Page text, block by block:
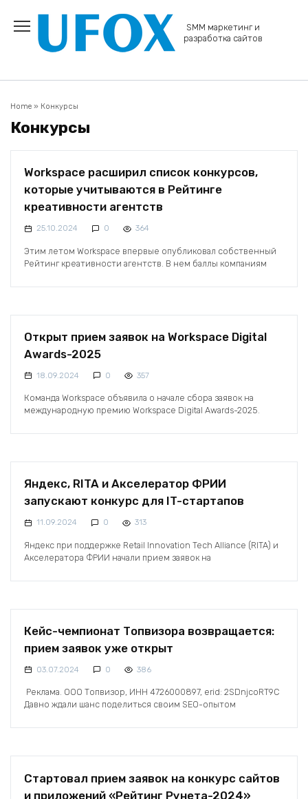
содержанию
SMM маркетинг и
разработка сайтов
Home » Конкурсы
Конкурсы
Workspace расширил список конкурсов,
которые учитываются в Рейтинге
креативности агентств
25.10.2024 0 364
Этим летом Workspace впервые опубликовал собственный
Рейтинг креативности агентств. В нем баллы компаниям
Открыт прием заявок на Workspace Digital
Awards-2025
18.09.2024 0 357
Команда Workspace объявила о начале сбора заявок на
международную премию Workspace Digital Awards-2025.
Яндекс, RITA и Акселератор ФРИИ
запускают конкурс для IT-стартапов
11.09.2024 0 313
Яндекс при поддержке Retail Innovation Tech Alliance (RITA) и
Акселератора ФРИИ начали прием заявок на
Кейс-чемпионат Топвизора возвращается:
прием заявок уже открыт
03.07.2024 0 386
Реклама. ООО Топвизор, ИНН 4726000897, erid: 2SDnjcoRT9C
Давно ждали шанс поделиться своим SEO-опытом
Стартовал прием заявок на конкурс сайтов
и приложений «Рейтинг Рунета-2024»